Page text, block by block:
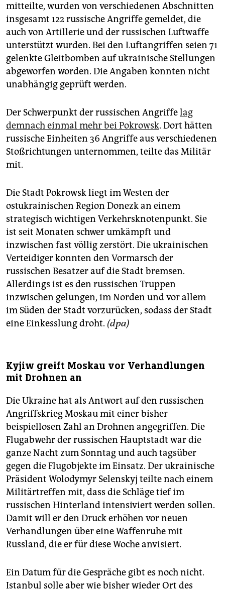
mitteilte, wurden von verschiedenen Abschnitten
insgesamt 122 russische Angriffe gemeldet, die
auch von Artillerie und der russischen Luftwaffe
unterstützt wurden. Bei den Luftangriffen seien 71
gelenkte Gleitbomben auf ukrainische Stellungen
abgeworfen worden. Die Angaben konnten nicht
unabhängig geprüft werden.
Der Schwerpunkt der russischen Angriffelag
demnach einmal mehr bei Pokrowsk. Dort hätten
russische Einheiten 36 Angriffe aus verschiedenen
Stoßrichtungen unternommen, teilte das Militär
mit.
Die Stadt Pokrowsk liegt im Westen der
ostukrainischen Region Donezk an einem
strategisch wichtigen Verkehrsknotenpunkt. Sie
ist seit Monaten schwer umkämpft und
inzwischen fast völlig zerstört. Die ukrainischen
Verteidiger konnten den Vormarsch der
russischen Besatzer auf die Stadt bremsen.
Allerdings ist es den russischen Truppen
inzwischen gelungen, im Norden und vor allem
im Süden der Stadt vorzurücken, sodass der Stadt
eine Einkesslung droht. (dpa)
Kyjiw greift Moskau vor Verhandlungen
mit Drohnen an
Die Ukraine hat als Antwort auf den russischen
Angriffskrieg Moskau mit einer bisher
beispiellosen Zahl an Drohnen angegriffen. Die
Flugabwehr der russischen Hauptstadt war die
ganze Nacht zum Sonntag und auch tagsüber
gegen die Flugobjekte im Einsatz. Der ukrainische
Präsident Wolodymyr Selenskyj teilte nach einem
Militärtreffen mit, dass die Schläge tief im
russischen Hinterland intensiviert werden sollen.
Damit will er den Druck erhöhen vor neuen
Verhandlungen über eine Waffenruhe mit
Russland, die er für diese Woche anvisiert.
Ein Datum für die Gespräche gibt es noch nicht.
Istanbul solle aber wie bisher wieder Ort des